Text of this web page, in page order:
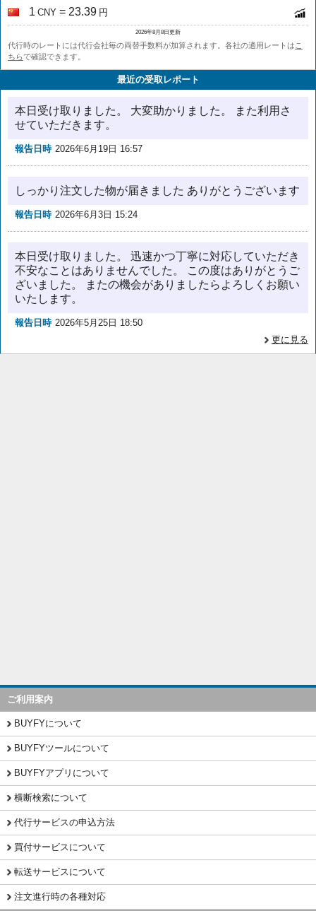
1 CNY = 23.39 円
2026年8月8日更新
代行時のレートには代行会社毎の両替手数料が加算されます。各社の適用レートは こ
ちらで確認できます。
最近の受取レポート
本日受け取りました。 大変助かりました。 また利用さ
せていただきます。
報告日時 2026年6月19日 16:57
しっかり注文した物が届きました ありがとうございます
報告日時 2026年6月3日 15:24
本日受け取りました。 迅速かつ丁寧に対応していただき
不安なことはありませんでした。 この度はありがとうご
ざいました。 またの機会がありましたらよろしくお願い
いたします。
報告日時 2026年5月25日 18:50
更に見る
ご利用案内
BUYFYについて
BUYFYツールについて
BUYFYアプリについて
横断検索について
代行サービスの申込方法
買付サービスについて
転送サービスについて
注文進行時の各種対応